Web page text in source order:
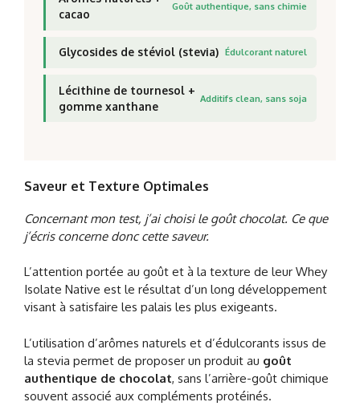
cacao
Goût authentique, sans chimie
Glycosides de stéviol (stevia) Édulcorant naturel
Lécithine de tournesol +
gomme xanthane
Additifs clean, sans soja
Saveur et Texture Optimales
Concernant mon test, j’ai choisi le goût chocolat. Ce que
j’écris concerne donc cette saveur.
L’attention portée au goût et à la texture de leur Whey
Isolate Native est le résultat d’un long développement
visant à satisfaire les palais les plus exigeants.
L’utilisation d’arômes naturels et d’édulcorants issus de
la stevia permet de proposer un produit au goût
authentique de chocolat, sans l’arrière-goût chimique
souvent associé aux compléments protéinés.